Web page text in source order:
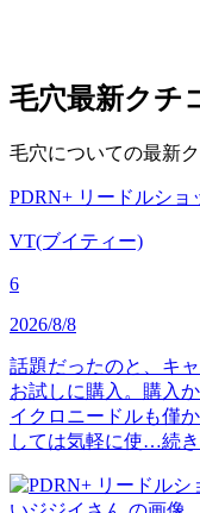
毛穴最新クチ
毛穴についての最新
PDRN+ リードルショ
VT(ブイティー)
6
2026/8/8
話題だったのと、キ
お試しに購入。購入
イクロニードルも僅
しては気軽に使…続